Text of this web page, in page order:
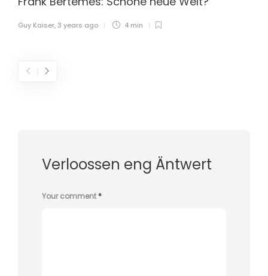
Guy Kaiser, 3 years ago 4 min
Verloossen eng Äntwert
Your comment*